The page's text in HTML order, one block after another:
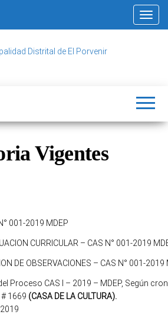
Vigentes
001-2019 MDEP
CURRICULAR – CAS N° 001-2019
DE OBSERVACIONES – CAS N° 001-2019
Proceso CAS I – 2019 – MDEP, Según
1669 (CASA DE LA CULTURA).